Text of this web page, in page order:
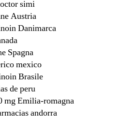
simi
Austria
Danimarca
Spagna
mexico
Brasile
de peru
mg Emilia-romagna
andorra